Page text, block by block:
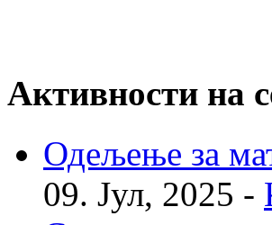
Активности на
Одељење за
09. Јул, 2025 -